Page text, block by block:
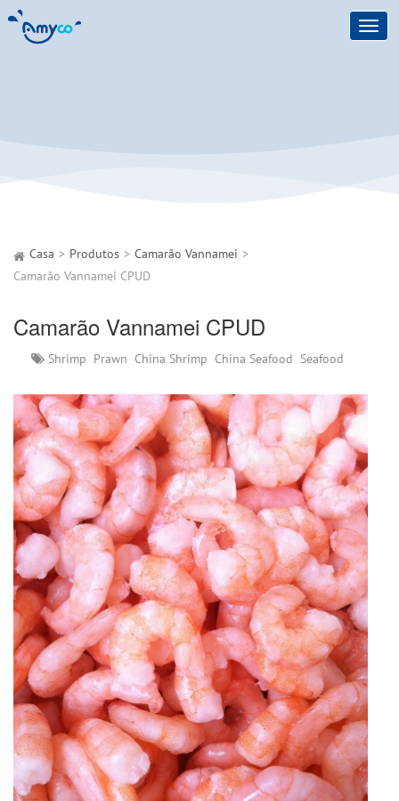
Casa Produtos
Camarão Vannamei
Camarão Vannamei CPUD
Camarão Vannamei CPUD
Shrimp Prawn China Shrimp China Seafood Seafood